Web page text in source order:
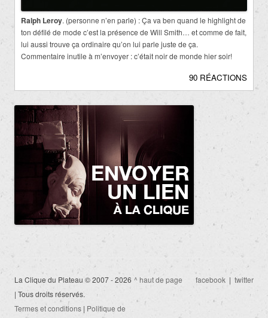
Ralph Leroy. (personne n’en parle) : Ça va ben quand le highlight de
ton défilé de mode c’est la présence de Will Smith… et comme de fait,
lui aussi trouve ça ordinaire qu’on lui parle juste de ça.
Commentaire inutile à m’envoyer : c’était noir de monde hier soir!
90 RÉACTIONS
La Clique du Plateau © 2007 - 2026
| Tous droits réservés.
Termes et conditions | Politique de
^ haut de page facebook | twitter